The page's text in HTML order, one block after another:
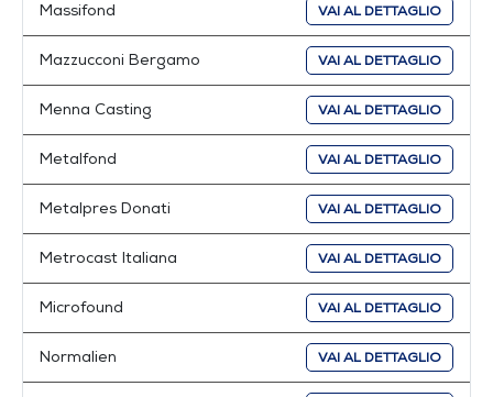
Massifond VAI AL DETTAGLIO
Mazzucconi Bergamo VAI AL DETTAGLIO
Menna Casting VAI AL DETTAGLIO
Metalfond VAI AL DETTAGLIO
Metalpres Donati VAI AL DETTAGLIO
Metrocast Italiana VAI AL DETTAGLIO
Microfound VAI AL DETTAGLIO
Normalien VAI AL DETTAGLIO